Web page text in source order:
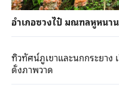
อำเภอซวงไป๋ มณฑลหูหน
ทิวทัศน์ภูเขาและนกกระยา
ดั่งภาพวาด